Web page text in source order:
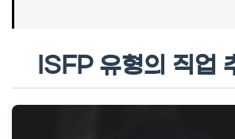
ISFP 유형의 직업